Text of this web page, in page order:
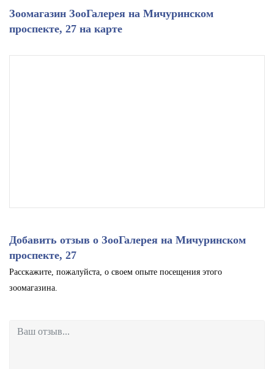
Зоомагазин ЗооГалерея на Мичуринском
проспекте, 27 на карте
Добавить отзыв о ЗооГалерея на Мичуринском
проспекте, 27
Расскажите, пожалуйста, о своем опыте посещения этого
зоомагазина.